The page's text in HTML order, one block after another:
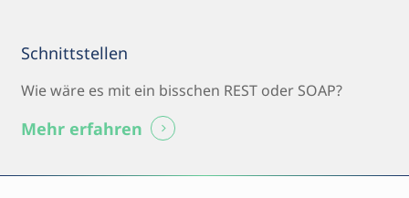
Schnittstellen
Wie wäre es mit ein bisschen REST oder SOAP?
Mehr erfahren